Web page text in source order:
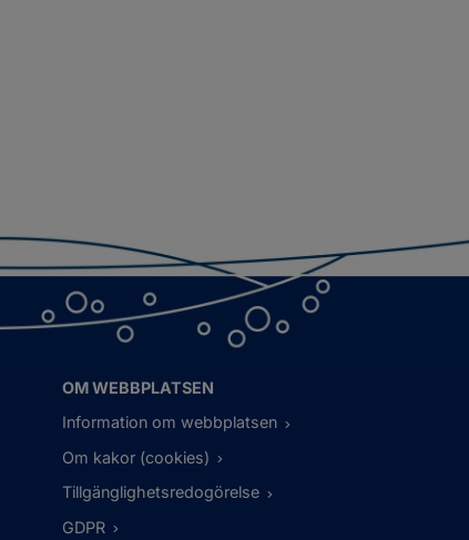
OM WEBBPLATSEN
Information om webbplatsen
Om kakor (cookies)
Tillgänglighetsredogörelse
GDPR